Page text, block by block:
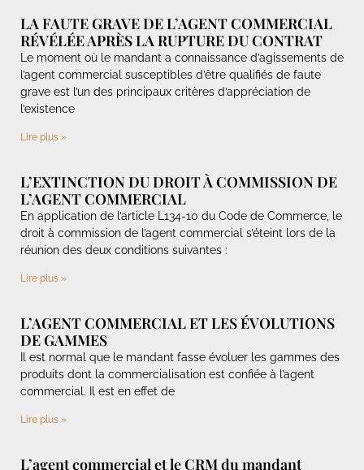
LA FAUTE GRAVE DE L’AGENT COMMERCIAL
RÉVÉLÉE APRÈS LA RUPTURE DU CONTRAT
Le moment où le mandant a connaissance d’agissements de
l’agent commercial susceptibles d’être qualifiés de faute
grave est l’un des principaux critères d’appréciation de
l’existence
Lire plus »
L’EXTINCTION DU DROIT À COMMISSION DE
L’AGENT COMMERCIAL
En application de l’article L134-10 du Code de Commerce, le
droit à commission de l’agent commercial s’éteint lors de la
réunion des deux conditions suivantes :
Lire plus »
L’AGENT COMMERCIAL ET LES ÉVOLUTIONS
DE GAMMES
Il est normal que le mandant fasse évoluer les gammes des
produits dont la commercialisation est confiée à l’agent
commercial. Il est en effet de
Lire plus »
L’agent commercial et le CRM du mandant